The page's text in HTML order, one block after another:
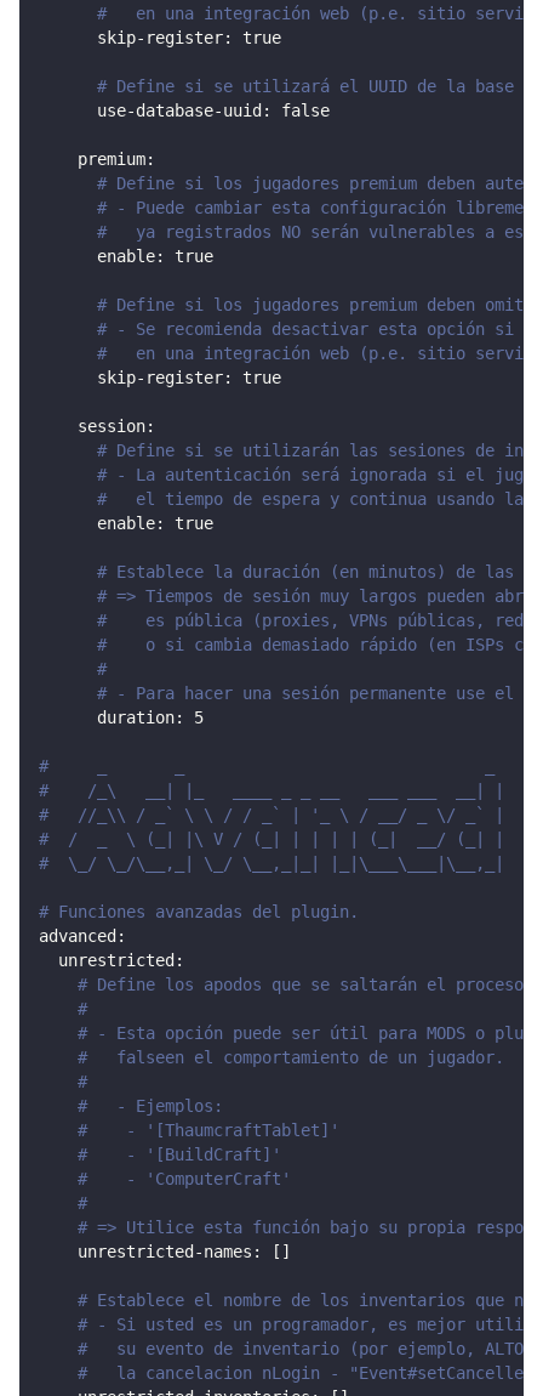
#   en una integración web (p.e. sitio
skip-register: true
# Define si se utilizará el UUID de la base
use-database-uuid : false
premium:
# Define si los jugadores premium deben
# - Puede cambiar esta configuración
#   ya registrados NO serán vulnerables a este
enable: true
# Define si los jugadores premium deben
# - Se recomienda desactivar esta opción si
#   en una integración web (p.e. sitio
skip-register: true
session:
# Define si se utilizarán las sesiones de
# - La autenticación será ignorada si el
#   el tiempo de espera y continua usando la
enable: true
# Establece la duración (en minutos) de las
# => Tiempos de sesión muy largos pueden
#    es pública (proxies, VPNs públicas, redes
#    o si cambia demasiado rápido (en ISPs
#
# - Para hacer una sesión permanente use el
duration: 5
#     _       _                               _
#    /_\   __| |_   ____ _ _ __   ___ ___  __| |
#   //_\\ / _` \ \ / / _` | '_ \ / __/ _ \/ _` |
#  /  _  \ (_| |\ V / (_| | | | | (_|  __/ (_| |
#  \_/ \_/\__,_| \_/ \__,_|_| |_|\___\___|\__,_|
# Funciones avanzadas del plugin.
advanced :
unrestricted :
# Define los apodos que se saltarán el proceso
#
# - Esta opción puede ser útil para MODS o
#   falseen el comportamiento de un jugador.
#
#   - Ejemplos:
#    - '[ThaumcraftTablet]'
#    - '[BuildCraft]'
#    - 'ComputerCraft'
#
# => Utilice esta función bajo su propia
unrestricted-names : [ ]
# Establece el nombre de los inventarios que
# - Si usted es un programador, es mejor
#   su evento de inventario (por ejemplo, ALTO
#   la cancelacion nLogin -